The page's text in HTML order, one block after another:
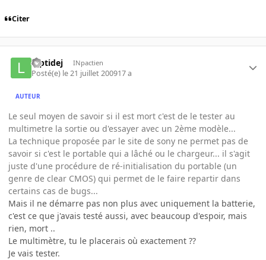
Citer
luptidej INpactien
Posté(e) le 21 juillet 200917 a
AUTEUR
Le seul moyen de savoir si il est mort c'est de le tester au
multimetre la sortie ou d'essayer avec un 2ème modèle...
La technique proposée par le site de sony ne permet pas de
savoir si c'est le portable qui a lâché ou le chargeur... il s'agit
juste d'une procédure de ré-initialisation du portable (un
genre de clear CMOS) qui permet de le faire repartir dans
certains cas de bugs...
Mais il ne démarre pas non plus avec uniquement la batterie,
c'est ce que j'avais testé aussi, avec beaucoup d'espoir, mais
rien, mort ..
Le multimètre, tu le placerais où exactement ??
Je vais tester.